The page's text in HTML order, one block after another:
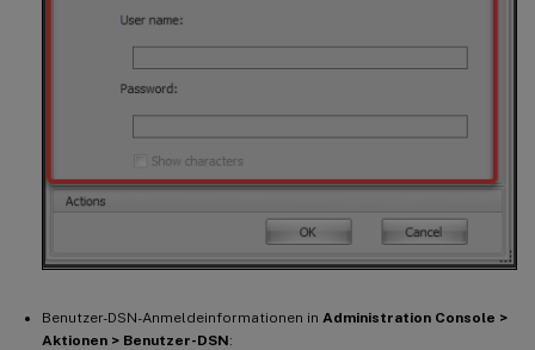
Benutzer-DSN-Anmeldeinformationen in Administration Console >
Aktionen > Benutzer-DSN: